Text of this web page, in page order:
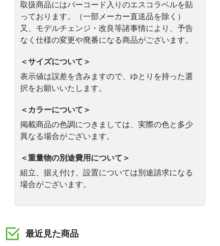
取扱商品にはバーコード入りのエスコラベルを貼
っております。（一部メーカー直送品を除く）
又、モデルチェンジ・改良等諸事情により、予告
なく仕様の変更や廃番になる商品がございます。
＜サイズについて＞
表示値は誤差を含みますので、ゆとりを持った選
択をお願いいたします。
＜カラーについて＞
掲載商品の色調につきましては、実際の色と多少
異なる場合がございます。
＜重量物の別途費用について＞
組立、据え付け、設置については別途請求になる
場合がございます。
最近見た商品